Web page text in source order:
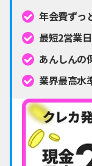
年会費ずっ
最短2営業
あんしんの
業界最高水